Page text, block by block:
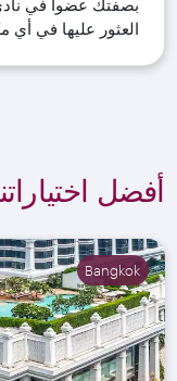
بصفتك عضواً في
العثور عليها في أي
أفضل
Bangkok